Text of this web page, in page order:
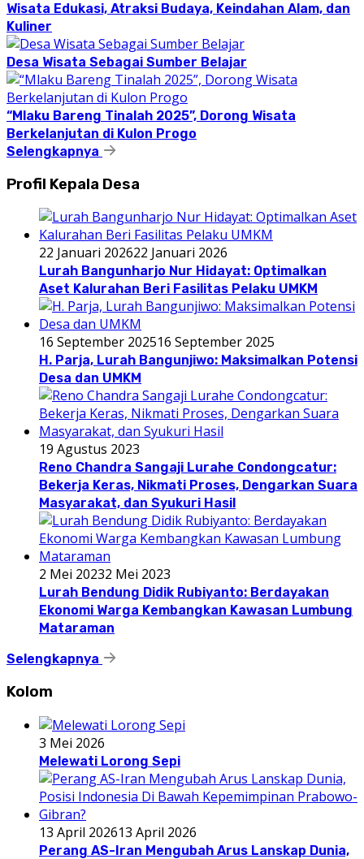
Wisata Edukasi, Atraksi Budaya, Keindahan Alam, dan
Kuliner
Desa Wisata Sebagai Sumber Belajar
“Mlaku Bareng Tinalah 2025”, Dorong Wisata
Berkelanjutan di Kulon Progo
Selengkapnya
Profil Kepala Desa
22 Januari 202622 Januari 2026
Lurah Bangunharjo Nur Hidayat: Optimalkan
Aset Kalurahan Beri Fasilitas Pelaku UMKM
16 September 202516 September 2025
H. Parja, Lurah Bangunjiwo: Maksimalkan Potensi
Desa dan UMKM
19 Agustus 2023
Reno Chandra Sangaji Lurahe Condongcatur:
Bekerja Keras, Nikmati Proses, Dengarkan Suara
Masyarakat, dan Syukuri Hasil
2 Mei 20232 Mei 2023
Lurah Bendung Didik Rubiyanto: Berdayakan
Ekonomi Warga Kembangkan Kawasan Lumbung
Mataraman
Selengkapnya
Kolom
3 Mei 2026
Melewati Lorong Sepi
13 April 202613 April 2026
Perang AS-Iran Mengubah Arus Lanskap Dunia,